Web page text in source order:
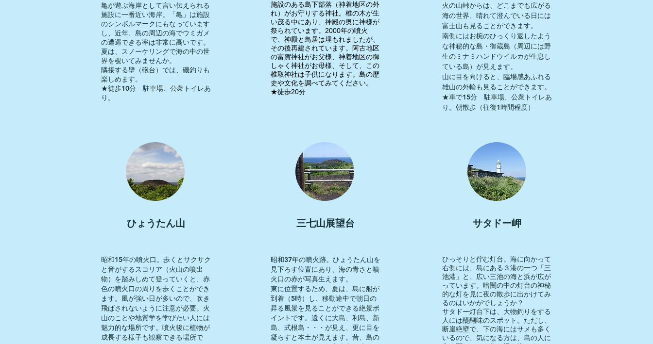
亀が遊ぶ海岸として言い伝えられる
施設に一番近い海岸。「亀」は施設
のシンボルマークにもなっています
し、近年、島の周辺の海でウミガメ
の遭遇できる率は非常に高いです。
夏は、スノーケリングで海の中の世
界を覗いてみませんか。
隣接する壁（砲台）では、磯釣りも
楽しめます。
★徒歩10分 駐車場、公衆トイレあ
り。
ひょうたん山
昭和15年の噴火口。歩くとサクサク
と音がするスコリア（火山の噴出
物） を踏みしめて登っていくと、赤
色の噴火口の周りを歩くことができ
ます。風が強い日が多いので、吹き
飛ばされないように注意が必要。火
山のことや地質学を学びたい人には
魅力的な場所です。噴火後に植物が
成長する様子も観察できる場所で
​施設のある島下部落（神着地区の外
れ）がお守りする神社。椎の木が生
い茂る中にあり、神殿の奥に神様が
祭られています。2000年の噴火
で、神殿と鳥居は埋もれましたが、
その後再建されています。阿古地区
の富賀神社がお父様、神着地区の御
しゃく神社がお母様、そして、この
椎取神社は子供になります。島の歴
史や文化を調べてみてください。
​★徒歩20分
三七山展望台
昭和37年の噴火跡。ひょうたん山を
見下ろす位置にあり、海の青さと噴
火口の赤が写真生えます。
東に位置するため、夏は、島に船が
到着（5時）し、移動途中で朝日の
昇る風景を見ることができる絶景ポ
イントです。遠くに大島、利島、新
島、式根島・・・が見え、更に目を
凝らすと本土が見えます。昔、島の
火の山峠からは、どこまでも広がる
海の世界、晴れて澄んでいる日には
富士山も見ることができます。
南側にはお椀のひっくり返したよう
な神秘的な島・御蔵島（周辺には野
生のミナミハンドウイルカが生息し
ている島）が見えます。
山に目を向けると、臨場感あふれる
雄山の外輪も見ることができます。
​★車で15分 駐車場、公衆トイレあ
り。朝散歩（往復1時間程度）
サタドー岬
ひっそりと佇む灯台。海に向かって
右側には、島にある３港の一つ「三
池港」と、広い三池の海と浜が広が
っています。暗闇の中の灯台の神秘
的な灯を見に夜の散歩に出かけてみ
るのはいかがでしょうか？
サタドー灯台下は、大物釣りをする
人には醍醐味のスポット。ただし、
断崖絶壁で、下の海にはサメも多く
いるので、気になる方は、島の人に